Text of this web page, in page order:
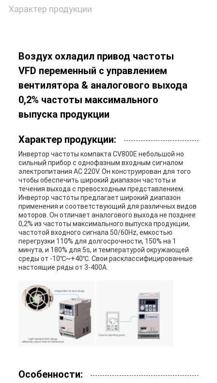
Характер продукции
Воздух охладил привод частоты
VFD переменный с управлением
вентилятора & аналогового выхода
0,2% частоты максимального
выпуска продукции
Характер продукции:
Инвертор частоты компакта CV800E небольшой но
сильный прибор с однофазным входным сигналом
электропитания AC 220V. Он конструирован для того
чтобы обеспечить широкий диапазон частоты и
течения выхода с превосходным представлением.
Инвертор частоты предлагает широкий диапазон
применения и соответствующий для различных видов
моторов. Он отличает аналогового выхода не позднее
0,2% из частоты максимального выпуска продукции,
частотой входного сигнала 50/60Hz, емкостью
перегрузки 110% для долгосрочности, 150% на 1
минута, и 180% для 5s, и температурой окружающей
среды от -10℃~+40℃. Свои расклассифицированные
настоящие ряды от 3-400A.
Особенности: